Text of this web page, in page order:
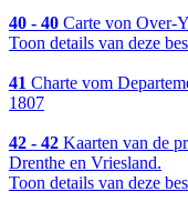
40 - 40 Carte von Over-
Toon details van deze
41 Charte vom
1807
42 - 42 Kaarten van de
Drenthe en Vriesland.
Toon details van deze